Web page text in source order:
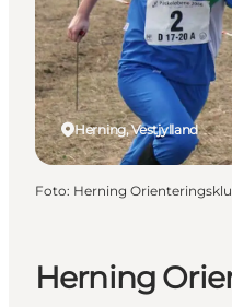
Se og oplev
Find vej
Sov godt
Book
Herning
Herning, Vestjylland
Foto: Herning